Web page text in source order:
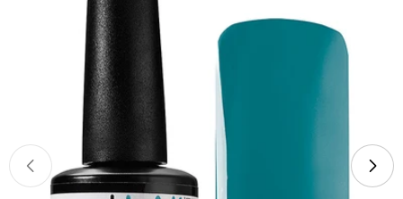
supporto 0 in modalità modale